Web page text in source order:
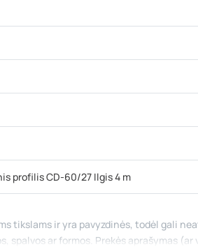
profilis CD-60/27 Ilgis 4 m
tikslams ir yra pavyzdinės, todėl gali
spalvos ar formos. Prekės aprašymas (ar